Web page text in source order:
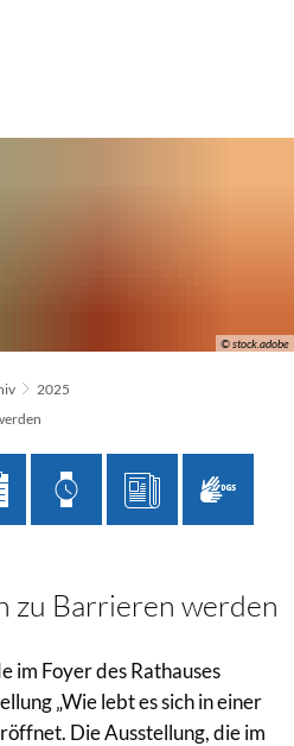
© stock.adobe
2025
zu Barrieren werden
im Foyer des Rathauses
„Wie lebt es sich in einer
Die Ausstellung, die im